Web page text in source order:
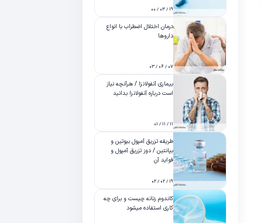
۱۹ / ۰۳ / ۰۰
درمان اختلال اضطراب با انواع
داروها
۰۷ / ۰۶ / ۰۳
بیماری آنفولانزا / هرآنچه نیاز
است درباره آنفولانزا بدانید
۱۱ / ۱۱ / ۰۱
طریقه تزریق آمپول بیوتین و
بپانتین / دوز تزریق آمپول و
فواید آن
۱۹ / ۰۲ / ۰۲
کاندوم زنانه چیست و برای چه
کاری استفاده میشود